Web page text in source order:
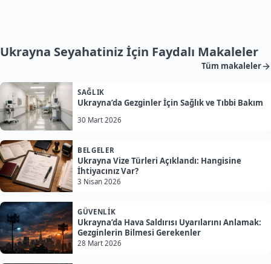
Ukrayna Seyahatiniz İçin Faydalı Makaleler
Tüm makaleler
SAĞLIK
Ukrayna’da Gezginler İçin Sağlık ve Tıbbi Bakım
30 Mart 2026
BELGELER
Ukrayna Vize Türleri Açıklandı: Hangisine
İhtiyacınız Var?
3 Nisan 2026
GÜVENLIK
Ukrayna’da Hava Saldırısı Uyarılarını Anlamak:
Gezginlerin Bilmesi Gerekenler
28 Mart 2026